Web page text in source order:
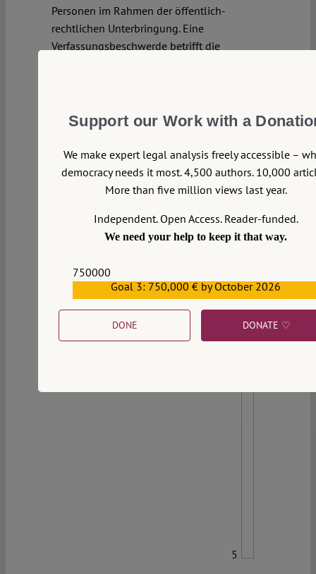
Personen im Rahmen der öffentlich-
rechtlichen Unterbringung. Eine
Verfassungsbeschwerde betrifft die
Verletzungen. Die andere
Verfassungsbeschwerde gilt der Fixierung
eines Untergebrachten in einer
psychiatrischen Einrichtung in Baden-
Württemberg.
5
Support our Work with a
We make expert legal analysis freely accessible –
democracy needs it most. 4,500 authors. 10,000
More than five million views last year.
Independent. Open Access. Reader-funded.
We need your help to keep it that way.
750000
Goal 3: 750,000 € by October 2026
DONE DONATE ♡